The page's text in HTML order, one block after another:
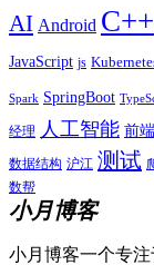
AI Android C++
JavaScript js
Spark SpringBoot
经理 人工智能 前端
数据结构 沪江 测试
数帮
小月博客
小月博客一个专